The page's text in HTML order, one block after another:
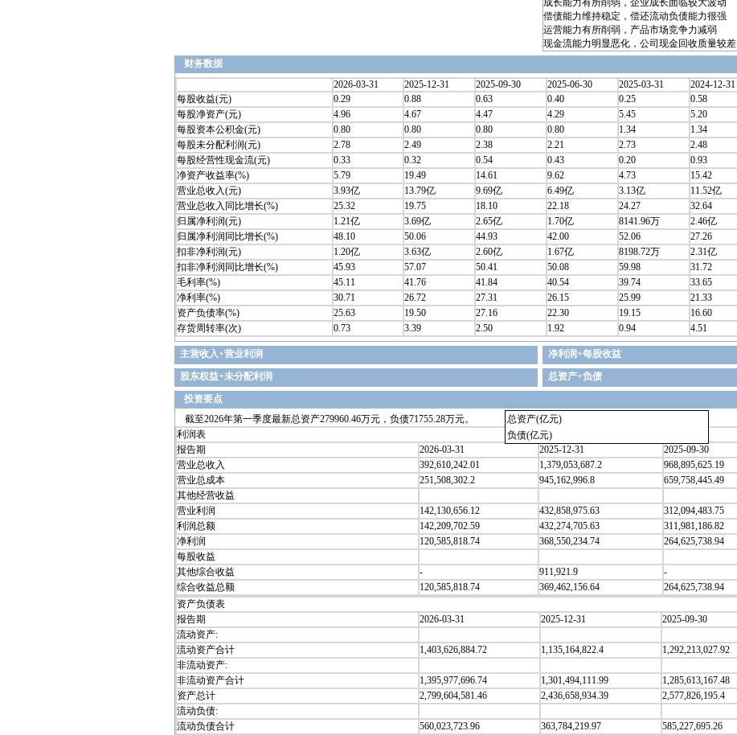
成长能力有所削弱，企业成长面临较大波动
偿债能力维持稳定，偿还流动负债能力很强
运营能力有所削弱，产品市场竞争力减弱
现金流能力明显恶化，公司现金回收质量较差
财务数据
2026-03-31
2025-12-31 2025-09-30 2025-06-30 2025-03-31 2024-12-31
每股收益(元)
0.29 0.88 0.63 0.40 0.25 0.58
每股净资产(元)
4.96 4.67 4.47 4.29 5.45 5.20
每股资本公积金(元)
0.80 0.80 0.80 0.80 1.34 1.34
每股未分配利润(元)
2.78 2.49 2.38 2.21 2.73 2.48
每股经营性现金流(元)
0.33 0.32 0.54 0.43 0.20 0.93
净资产收益率(%)
5.79 19.49 14.61 9.62 4.73 15.42
营业总收入(元)
3.93亿 13.79亿 9.69亿 6.49亿 3.13亿 11.52亿
营业总收入同比增长(%)
25.32 19.75 18.10 22.18 24.27 32.64
归属净利润(元)
1.21亿 3.69亿 2.65亿 1.70亿 8141.96万 2.46亿
归属净利润同比增长(%)
48.10 50.06 44.93 42.00 52.06 27.26
扣非净利润(元)
1.20亿 3.63亿 2.60亿 1.67亿 8198.72万 2.31亿
扣非净利润同比增长(%)
45.93 57.07 50.41 50.08 59.98 31.72
毛利率(%)
45.11 41.76 41.84 40.54 39.74 33.65
净利率(%)
30.71 26.72 27.31 26.15 25.99 21.33
资产负债率(%)
25.63 19.50 27.16 22.30 19.15 16.60
存货周转率(次)
0.73 3.39 2.50 1.92 0.94 4.51
主营收入+营业利润
净利润+每股收益
股东权益+未分配利润
总资产+负债
投资要点
总资产(亿元)
负债(亿元)
截至2026年第一季度最新总资产279960.46万元，负债71755.28万元。
利润表
报告期
2026-03-31 2025-12-31 2025-09-30
营业总收入
392,610,242.01 1,379,053,687.2 968,895,625.19
营业总成本
251,508,302.2 945,162,996.8 659,758,445.49
其他经营收益
营业利润
142,130,656.12 432,858,975.63 312,094,483.75
利润总额
142,209,702.59 432,274,705.63 311,981,186.82
净利润
120,585,818.74 368,550,234.74 264,625,738.94
每股收益
其他综合收益
- 911,921.9 -
综合收益总额
120,585,818.74 369,462,156.64 264,625,738.94
资产负债表
报告期
2026-03-31 2025-12-31 2025-09-30
流动资产:
流动资产合计
1,403,626,884.72 1,135,164,822.4 1,292,213,027.92
非流动资产:
非流动资产合计
1,395,977,696.74 1,301,494,111.99 1,285,613,167.48
资产总计
2,799,604,581.46 2,436,658,934.39 2,577,826,195.4
流动负债:
流动负债合计
560,023,723.96 363,784,219.97 585,227,695.26